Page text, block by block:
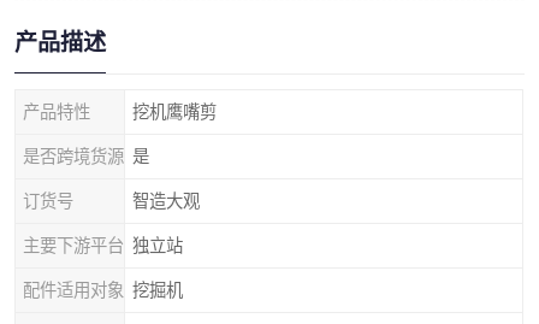
产品描述
产品特性 挖机鹰嘴剪
是否跨境货源 是
订货号 智造大观
主要下游平台 独立站
配件适用对象 挖掘机